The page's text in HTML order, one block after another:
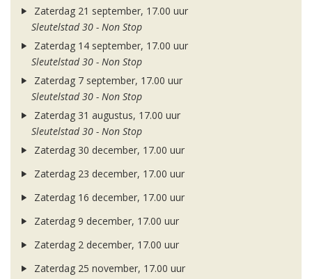
Zaterdag 21 september, 17.00 uur
Sleutelstad 30 - Non Stop
Zaterdag 14 september, 17.00 uur
Sleutelstad 30 - Non Stop
Zaterdag 7 september, 17.00 uur
Sleutelstad 30 - Non Stop
Zaterdag 31 augustus, 17.00 uur
Sleutelstad 30 - Non Stop
Zaterdag 30 december, 17.00 uur
Zaterdag 23 december, 17.00 uur
Zaterdag 16 december, 17.00 uur
Zaterdag 9 december, 17.00 uur
Zaterdag 2 december, 17.00 uur
Zaterdag 25 november, 17.00 uur